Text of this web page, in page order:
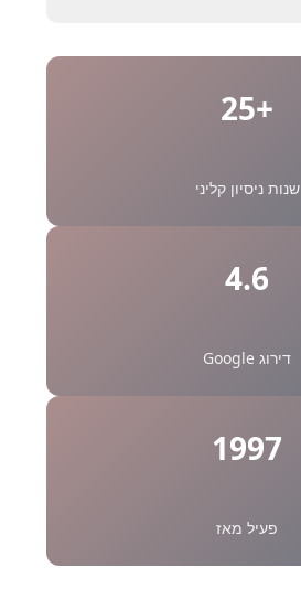
+25
שנות ניסיון קליני
4.6
דירוג Google
1997
פעיל מאז